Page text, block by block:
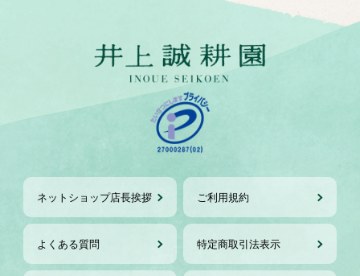
ネットショップ店長挨拶 ご利用規約
よくある質問 特定商取引法表示